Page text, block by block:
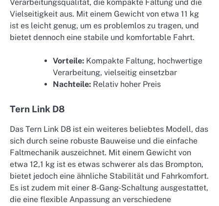
Verarbeitungsqualität, die kompakte Faltung und die
Vielseitigkeit aus. Mit einem Gewicht von etwa 11 kg
ist es leicht genug, um es problemlos zu tragen, und
bietet dennoch eine stabile und komfortable Fahrt.
Vorteile: Kompakte Faltung, hochwertige
Verarbeitung, vielseitig einsetzbar
Nachteile: Relativ hoher Preis
Tern Link D8
Das Tern Link D8 ist ein weiteres beliebtes Modell, das
sich durch seine robuste Bauweise und die einfache
Faltmechanik auszeichnet. Mit einem Gewicht von
etwa 12,1 kg ist es etwas schwerer als das Brompton,
bietet jedoch eine ähnliche Stabilität und Fahrkomfort.
Es ist zudem mit einer 8-Gang-Schaltung ausgestattet,
die eine flexible Anpassung an verschiedene